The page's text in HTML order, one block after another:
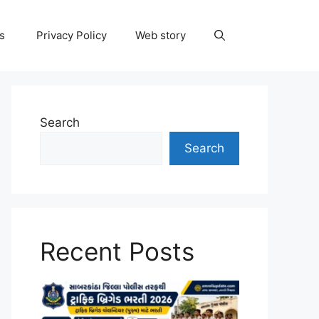
Privacy Policy Web story
Search
Search
Recent Posts